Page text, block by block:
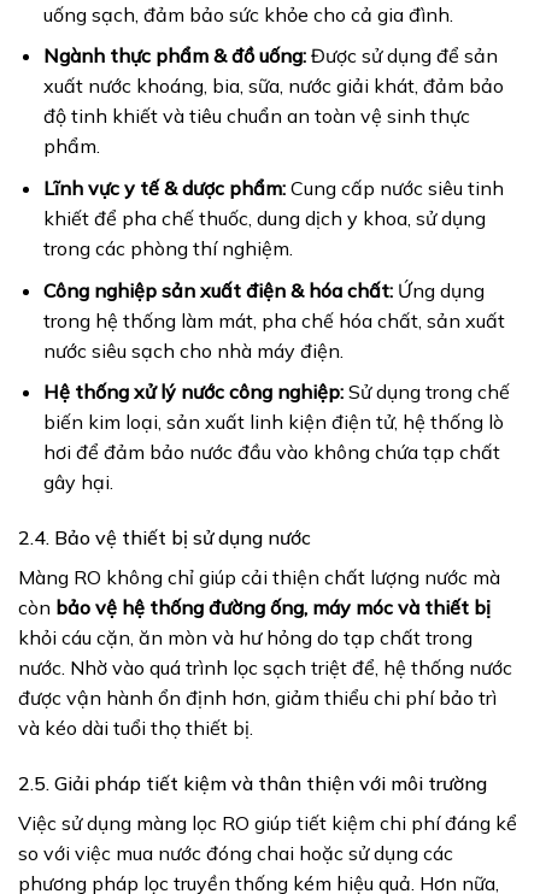
uống sạch, đảm bảo sức khỏe cho cả gia đình.
Ngành thực phẩm & đồ uống:Được sử dụng để sản
xuất nước khoáng, bia, sữa, nước giải khát, đảm bảo
độ tinh khiết và tiêu chuẩn an toàn vệ sinh thực
phẩm.
Lĩnh vực y tế & dược phẩm:Cung cấp nước siêu tinh
khiết để pha chế thuốc, dung dịch y khoa, sử dụng
trong các phòng thí nghiệm.
Công nghiệp sản xuất điện & hóa chất:Ứng dụng
trong hệ thống làm mát, pha chế hóa chất, sản xuất
nước siêu sạch cho nhà máy điện.
Hệ thống xử lý nước công nghiệp:Sử dụng trong chế
biến kim loại, sản xuất linh kiện điện tử, hệ thống lò
hơi để đảm bảo nước đầu vào không chứa tạp chất
gây hại.
2.4. Bảo vệ thiết bị sử dụng nước
Màng RO không chỉ giúp cải thiện chất lượng nước mà
còn bảo vệ hệ thống đường ống, máy móc và thiết bị
khỏi cáu cặn, ăn mòn và hư hỏng do tạp chất trong
nước. Nhờ vào quá trình lọc sạch triệt để, hệ thống nước
được vận hành ổn định hơn, giảm thiểu chi phí bảo trì
và kéo dài tuổi thọ thiết bị.
2.5. Giải pháp tiết kiệm và thân thiện với môi trường
Việc sử dụng màng lọc RO giúp tiết kiệm chi phí đáng kể
so với việc mua nước đóng chai hoặc sử dụng các
phương pháp lọc truyền thống kém hiệu quả. Hơn nữa,